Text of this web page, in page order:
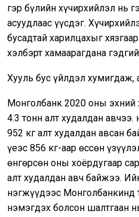
гэр бүлийн хүчирхийлэл нь
асуудлаас үүсдэг.
бусадтай харилцахыг
хэлбэрт хамаарагдана
Хууль бус үйлдэл хумигдаж,
Монголбанк 2020 оны эхний
4.3 тонн алт худалдан авчээ.
952 кг алт худалдан авсан
үеэс 856 кг-аар өссөн
өнгөрсөн оны хоёрдугаар
алт худалдан авч байжээ.
нэгжүүдээс
нэмэгдэх болсон шалтгаан